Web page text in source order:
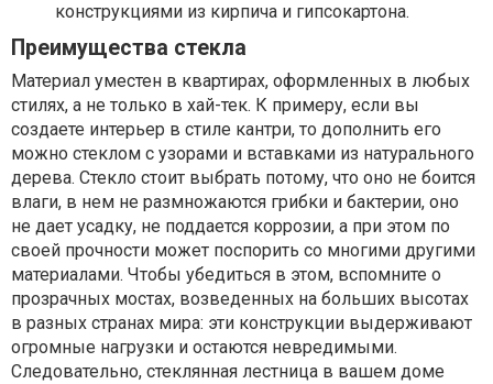
конструкциями из кирпича и гипсокартона.
Преимущества стекла
Материал уместен в квартирах, оформленных в любых
стилях, а не только в хай-тек. К примеру, если вы
создаете интерьер в стиле кантри, то дополнить его
можно стеклом с узорами и вставками из натурального
дерева. Стекло стоит выбрать потому, что оно не боится
влаги, в нем не размножаются грибки и бактерии, оно
не дает усадку, не поддается коррозии, а при этом по
своей прочности может поспорить со многими другими
материалами. Чтобы убедиться в этом, вспомните о
прозрачных мостах, возведенных на больших высотах
в разных странах мира: эти конструкции выдерживают
огромные нагрузки и остаются невредимыми.
Следовательно, стеклянная лестница в вашем доме